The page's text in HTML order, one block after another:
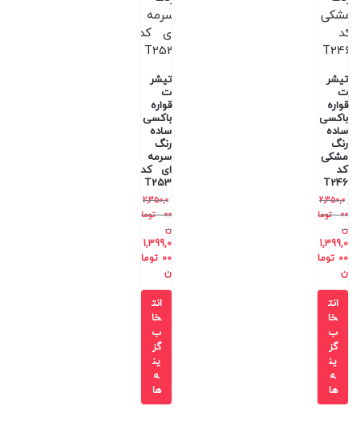
تیشر
ت
قواره
باکسی
ساده
رنگ
مشکی
کد
T246
2,350,0
00
توما
ن
1,399,0
00 توما
ن
انت
خا
ب
گز
ین
ه
ها
تیشر
ت
قواره
باکسی
ساده
رنگ
سرمه
ای کد
T253
2,350,0
00
توما
ن
1,399,0
00 توما
ن
انت
خا
ب
گز
ین
ه
ها